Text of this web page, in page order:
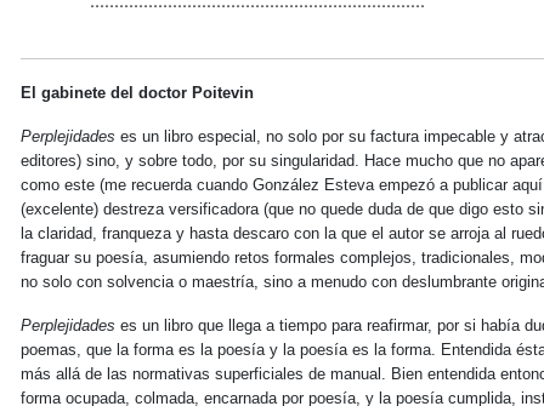
El gabinete del doctor Poitevin
Perplejidades es un libro especial, no solo por su factura impecable y
editores) sino, y sobre todo, por su singularidad. Hace mucho que no
como este (me recuerda cuando González Esteva empezó a publicar
(excelente) destreza versificadora (que no quede duda de que digo esto
la claridad, franqueza y hasta descaro con la que el autor se arroja al
fraguar su poesía, asumiendo retos formales complejos, tradicionales,
no solo con solvencia o maestría, sino a menudo con deslumbrante
Perplejidades es un libro que llega a tiempo para reafirmar, por si había
poemas, que la forma es la poesía y la poesía es la forma. Entendida
más allá de las normativas superficiales de manual. Bien entendida
forma ocupada, colmada, encarnada por poesía, y la poesía cumplida,